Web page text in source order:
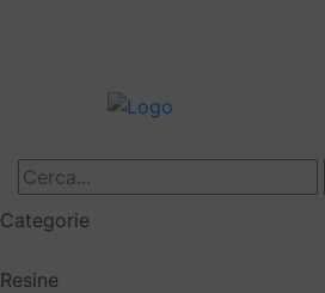
Categorie
Resine